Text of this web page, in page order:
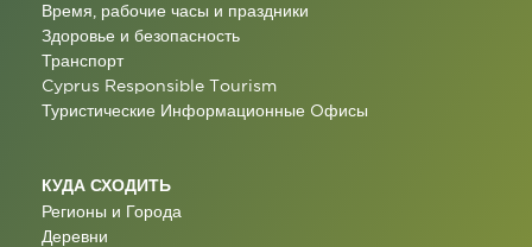
Время, рабочие часы и праздники
Здоровье и безопасность
Транспорт
Cyprus Responsible Tourism
Туристические Информационные Oфисы
КУДА СХОДИТЬ
Регионы и Города
Деревни